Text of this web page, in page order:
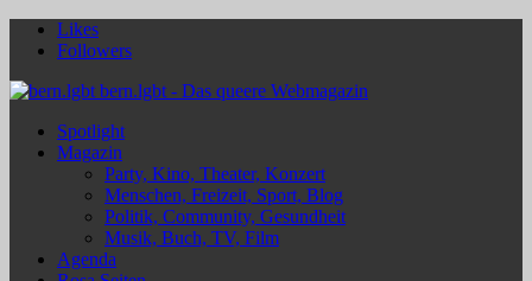
Likes
Followers
bern.lgbt - Das queere Webmagazin
Spotlight
Magazin
Party, Kino, Theater, Konzert
Menschen, Freizeit, Sport, Blog
Politik, Community, Gesundheit
Musik, Buch, TV, Film
Agenda